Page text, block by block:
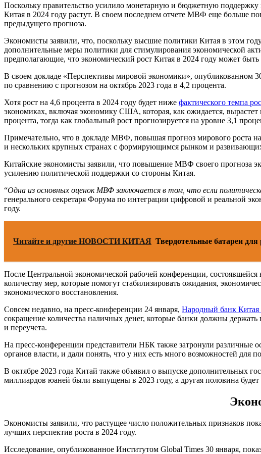
Поскольку правительство усилило монетарную и бюджетную поддержку
Китая в 2024 году растут. В своем последнем отчете МВФ еще больше
предыдущего прогноза.
Экономисты заявили, что, поскольку высшие политики Китая в этом
дополнительные меры политики для стимулирования экономической
предполагающие, что экономический рост Китая в 2024 году может
В своем докладе «Перспективы мировой экономики», опубликованном
по сравнению с прогнозом на октябрь 2023 года в 4,2 процента.
Хотя рост на 4,6 процента в 2024 году будет ниже фактического темпа
экономиках, включая экономику США, которая, как ожидается,
процента, тогда как глобальный рост прогнозируется на уровне 3,1
Примечательно, что в докладе МВФ, повышая прогноз мирового роста
и нескольких крупных странах с формирующимся рынком и
Китайские экономисты заявили, что повышение МВФ своего прогноза
усилению политической поддержки со стороны Китая.
“Одна из основных оценок МВФ заключается в том, что если
генерального секретаря Форума по интеграции цифровой и реальной
году.
Читайте и другие НОВОСТИ КИТАЯ Твердотельные батареи
После Центральной экономической рабочей конференции,
количеству мер, которые помогут стабилизировать ожидания,
экономического восстановления.
Совсем недавно, на пресс-конференции 24 января, Народный банк
сокращение количества наличных денег, которые банки должны
и переучета.
На пресс-конференции представители НБК также затронули различные
органов власти, и дали понять, что у них есть много возможностей для
В октябре 2023 года Китай также объявил о выпуске дополнительных
миллиардов юаней были выпущены в 2023 году, а другая половина
Экономисты заявили, что растущее число положительных признаков
лучших перспектив роста в 2024 году.
Исследование, опубликованное Институтом Global Times 30 января,